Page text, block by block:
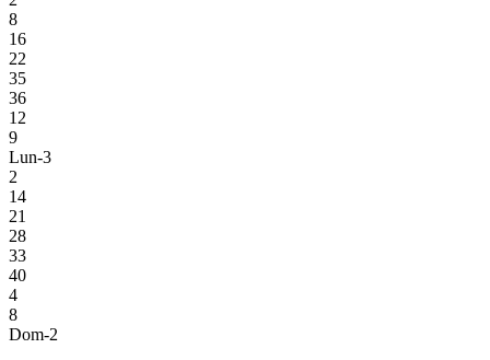
8
16
22
35
36
12
9
Lun-3
2
14
21
28
33
40
4
8
Dom-2